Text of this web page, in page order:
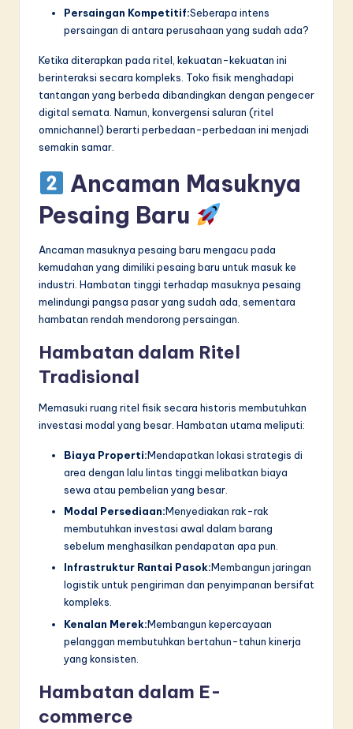
Persaingan Kompetitif:Seberapa intens
persaingan di antara perusahaan yang sudah ada?
Ketika diterapkan pada ritel, kekuatan-kekuatan ini
berinteraksi secara kompleks. Toko fisik menghadapi
tantangan yang berbeda dibandingkan dengan pengecer
digital semata. Namun, konvergensi saluran (ritel
omnichannel) berarti perbedaan-perbedaan ini menjadi
semakin samar.
Ancaman Masuknya
Pesaing Baru
Ancaman masuknya pesaing baru mengacu pada
kemudahan yang dimiliki pesaing baru untuk masuk ke
industri. Hambatan tinggi terhadap masuknya pesaing
melindungi pangsa pasar yang sudah ada, sementara
hambatan rendah mendorong persaingan.
Hambatan dalam Ritel
Tradisional
Memasuki ruang ritel fisik secara historis membutuhkan
investasi modal yang besar. Hambatan utama meliputi:
Biaya Properti:Mendapatkan lokasi strategis di
area dengan lalu lintas tinggi melibatkan biaya
sewa atau pembelian yang besar.
Modal Persediaan:Menyediakan rak-rak
membutuhkan investasi awal dalam barang
sebelum menghasilkan pendapatan apa pun.
Infrastruktur Rantai Pasok:Membangun jaringan
logistik untuk pengiriman dan penyimpanan bersifat
kompleks.
Kenalan Merek:Membangun kepercayaan
pelanggan membutuhkan bertahun-tahun kinerja
yang konsisten.
Hambatan dalam E-
commerce